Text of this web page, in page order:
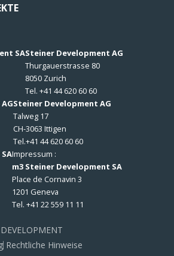
SASteiner Development AG
Thurgauerstrasse 80
8050 Zurich
Tel. +41 44 620 60 60
Steiner Development AG
Talweg 17
CH-3063 Ittigen
Tel.+41 44 620 60 60
Impressum :
m3 Steiner Development SA
Place de Cornavin 3
1201 Geneva
Tel. +41 22 559 11 11
Rechtliche Hinweise